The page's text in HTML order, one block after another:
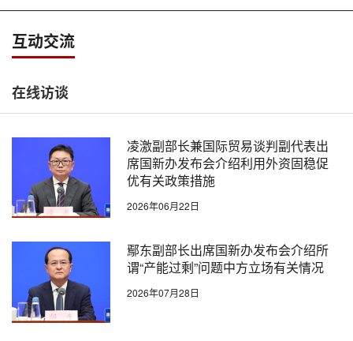
互动交流
在线访谈
凌激副部长兼国际贸易谈判副代表出
席国新办发布会介绍利用外资固稳促
优有关政策措施
2026年06月22日
鄢东副部长出席国新办发布会介绍所
谓“产能过剩”问题中方立场有关情况
2026年07月28日